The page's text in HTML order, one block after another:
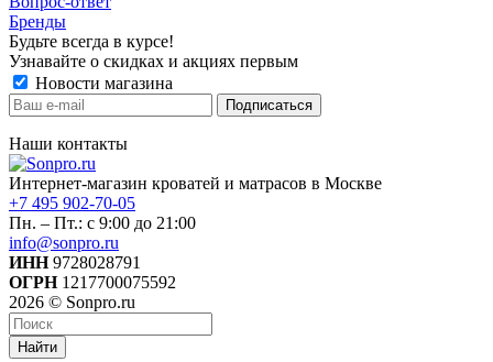
Бренды
Будьте всегда в курсе!
Узнавайте о скидках и акциях первым
Новости магазина
Наши контакты
Интернет-магазин кроватей и матрасов в Москве
+7 495 902-70-05
Пн. – Пт.: с 9:00 до 21:00
info@sonpro.ru
ИНН9728028791
ОГРН1217700075592
2026 © Sonpro.ru
Найти